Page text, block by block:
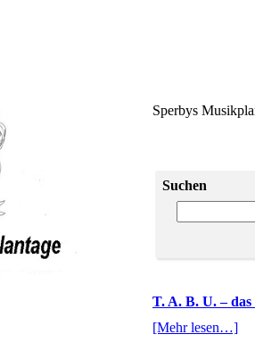
Sperbys
Suchen
T. A. B. U. –
[Mehr lesen…]